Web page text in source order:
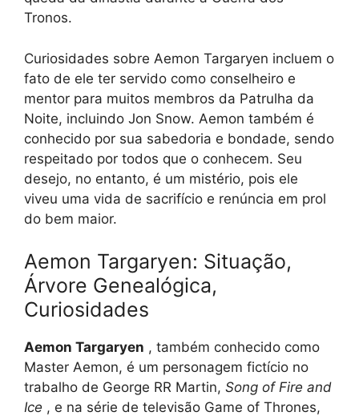
Tronos.
Curiosidades sobre Aemon Targaryen incluem o
fato de ele ter servido como conselheiro e
mentor para muitos membros da Patrulha da
Noite, incluindo Jon Snow. Aemon também é
conhecido por sua sabedoria e bondade, sendo
respeitado por todos que o conhecem. Seu
desejo, no entanto, é um mistério, pois ele
viveu uma vida de sacrifício e renúncia em prol
do bem maior.
Aemon Targaryen: Situação,
Árvore Genealógica,
Curiosidades
Aemon Targaryen , também conhecido como
Master Aemon, é um personagem fictício no
trabalho de George RR Martin, Song of Fire and
Ice , e na série de televisão Game of Thrones,